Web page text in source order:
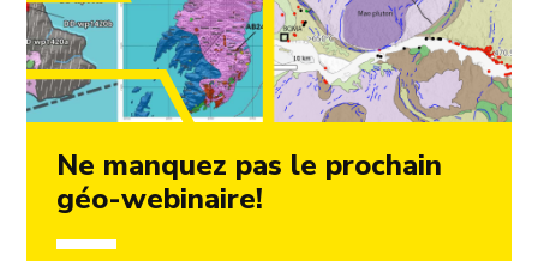
Ne manquez pas le prochain
géo-webinaire!